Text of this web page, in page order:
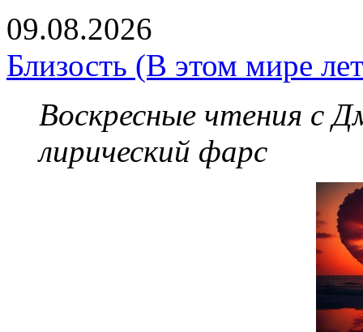
09.08.2026
Близость (В этом мире
Воскресные чтения с
лирический фарс